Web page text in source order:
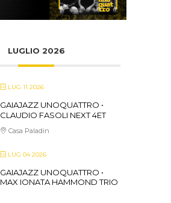
LUGLIO 2026
LUG 11 2026
GAIAJAZZ UNOQUATTRO •
CLAUDIO FASOLI NEXT 4ET
Casa Paladin
LUG 04 2026
GAIAJAZZ UNOQUATTRO •
MAX IONATA HAMMOND TRIO